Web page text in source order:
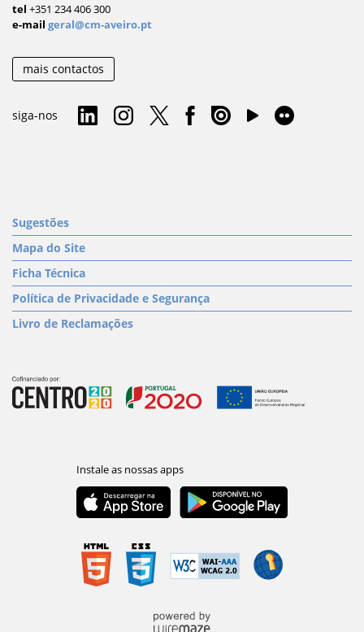
tel +351 234 406 300
e-mail geral@cm-aveiro.pt
mais contactos
siga-nos
Sugestões
Mapa do Site
Ficha Técnica
Política de Privacidade e Segurança
Livro de Reclamações